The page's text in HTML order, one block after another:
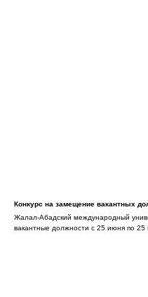
Конкурс на замещение вакантных
Жалал-Абадский международный
вакантные должности с 25 июня по 25